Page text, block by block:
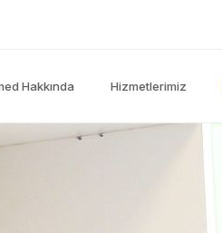
Hakkında Hizmetlerimiz